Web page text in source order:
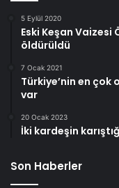
5 Eylül 2020
Eski Keşan Vaizesi
öldürüldü
7 Ocak 2021
Türkiye’nin en çok
var
20 Ocak 2023
İki kardeşin
Son Haberler